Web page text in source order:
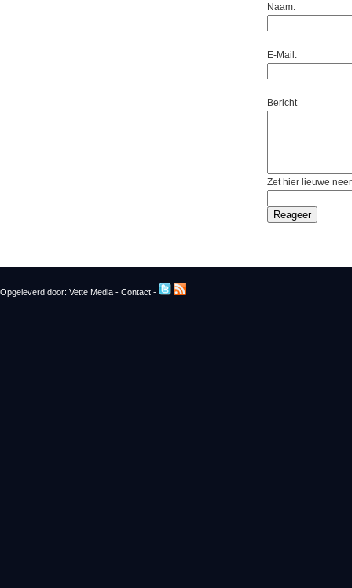
Naam:
E-Mail:
Bericht
Zet hier lieuwe
Opgeleverd door: Vette Media - Contact -